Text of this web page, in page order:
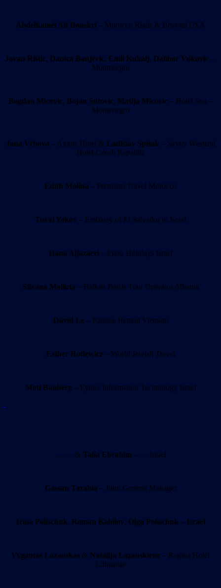
Abdelkamel Ait Bouskri – Morocco Riads & Beyond USA
Jovan Ristic, Danica Banjevic, Emil Kukalj, Dalibor Vukovic–
Montenegro
Bogdan Micovic, Bojan Sutovic, Matija Micovic – Hotel Soa –
Montenegro
Jana Vrbova – Axxos Hotel & Ladislav Spisak – Savoy Westend
Hotel Czech Repablic
Edith Molina – Premium Travel Morocco
Tuval Yakov– Embassy of El Salvador in Israel
Hana Aljazaeri – Plaza Holidays Israel
Silvana Malluta – Balkan Pearls Tour Operator Albania
David Le– Panhou Retreat Vietnam
Esther Rotlewicz– World Jewish Travel
Moti Bauberg – Eynav Information Technology Israel
… … & Talia Ebrahim – … Israel
Gassan Tarabia – Joint General Manager
Irina Polischuk, Roman Kabilov, Olga Polischuk – Israel
Vygantas Lazauskas & Natalija Lazauskiene – Regina Hotel
Lithuania